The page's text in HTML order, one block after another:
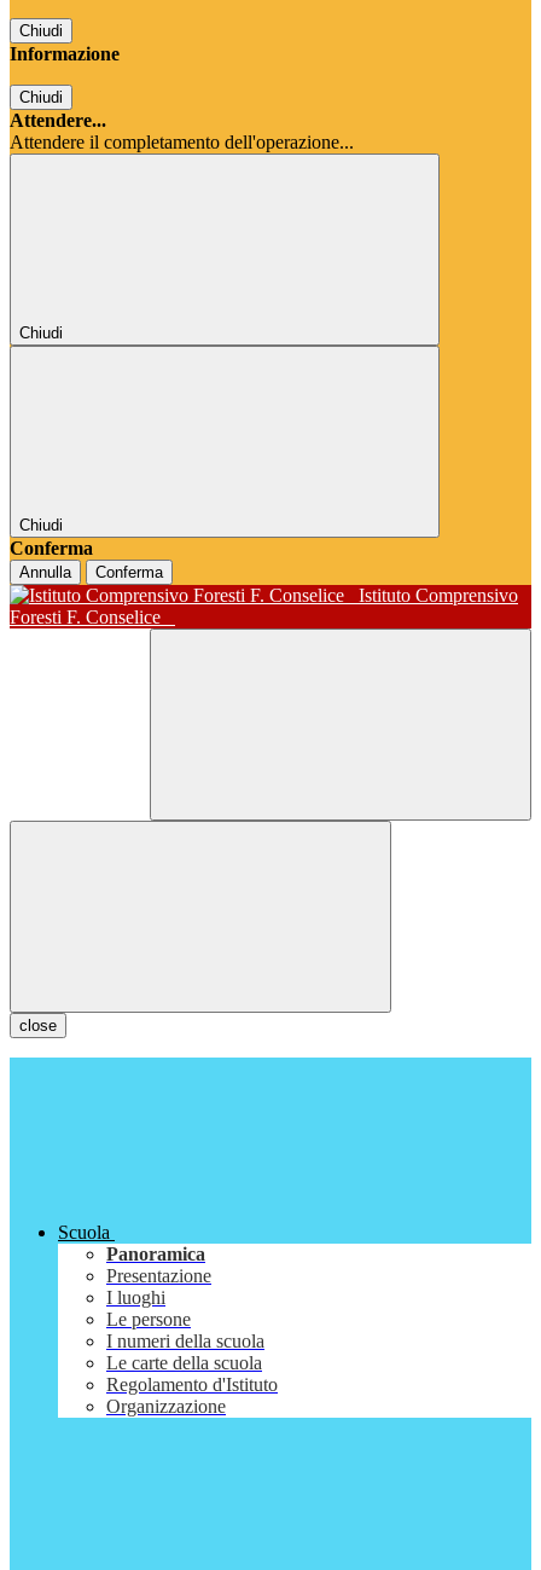
Chiudi
Informazione
Chiudi
Attendere...
Attendere il completamento dell'operazione...
Chiudi
Chiudi
Conferma
Annulla Conferma
Istituto Comprensivo
Foresti F. Conselice
close
Scuola
Panoramica
Presentazione
I luoghi
Le persone
I numeri della scuola
Le carte della scuola
Regolamento d'Istituto
Organizzazione